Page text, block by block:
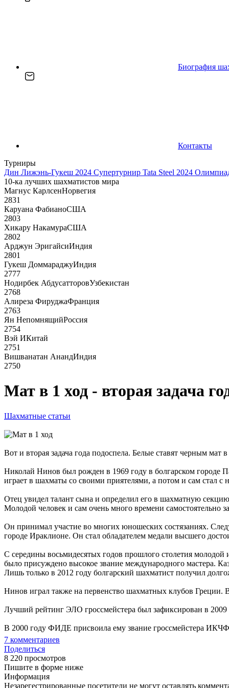
Биография
Контакты
Турниры
Дин Лижэнь-Гукеш 2024 Супертурнир Tata Steel 2024
10-ка лучших шахматистов мира
Магнус КарлсенНорвегия
2831
Каруана ФабианоСША
2803
Хикару НакамураСША
2802
Арджун ЭригайсиИндия
2801
Гукеш ДоммараджуИндия
2777
Нодирбек АбдусатторовУзбекистан
2768
Алиреза ФируджаФранция
2763
Ян НепомнящийРоссия
2754
Вэй ИКитай
2751
Вишванатан АнандИндия
2750
Мат в 1 ход - вторая задача
Шахматные статьи
Вот и вторая задача года подоспела. Белые ставят черным
Николай Нинов был рожден в 1969 году в болгарском городе
играет в шахматы со своими приятелями, а потом и сам стал с
Отец увидел талант сына и определил его в шахматную
Молодой человек и сам очень много времени самостоятельно
Он принимал участие во многих юношеских состязаниях.
городе Ираклионе. Он стал обладателем медали высшего
С середины восьмидесятых годов прошлого столетия
было присуждено высокое звание международного мастера.
Лишь только в 2012 году болгарский шахматист получил
Нинов играл также на первенство шахматных клубов Греции.
Лучший рейтинг ЭЛО гроссмейстера был зафиксирован в 2009
В 2000 году ФИДЕ присвоила ему звание гроссмейстера
7 комментариев
Поделиться
8 220 просмотров
Пишите в форме ниже
Информация
Незарегестрированные посетители не могут оставлять